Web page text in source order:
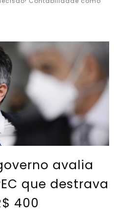
avalia
que destrava
400